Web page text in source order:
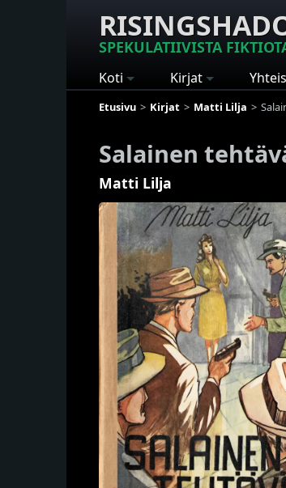
SPEKULATIIVISTA
Koti Kirjat
Etusivu Kirjat Matti Lilja
Salainen
Matti Lilja